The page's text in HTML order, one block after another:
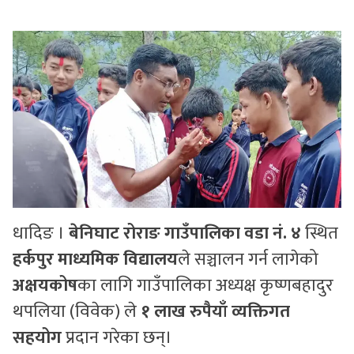
भिडियो
धादिङ । बेनिघाट रोराङ गाउँपालिका वडा नं. ४स्थित
हर्कपुर माध्यमिक विद्यालयले सञ्चालन गर्न लागेको
अक्षयकोषका लागि गाउँपालिका अध्यक्ष कृष्णबहादुर
थपलिया (विवेक) ले१ लाख रुपैयाँ व्यक्तिगत
सहयोगप्रदान गरेका छन्।